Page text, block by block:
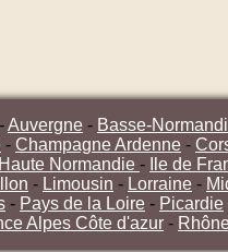
-Auvergne - Basse-
- Champagne Ardenne -
Haute Normandie - Ile de
- Limousin - Lorraine -
- Pays de la Loire - Picardie
Alpes Côte d'azur -